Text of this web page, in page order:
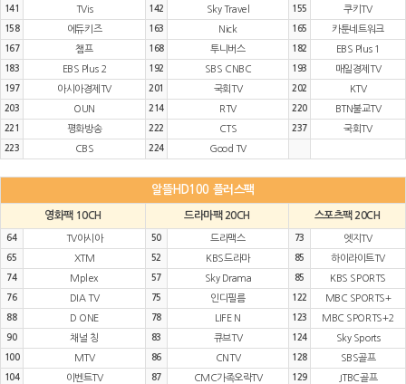
141 TVis 142 Sky Travel 155 쿠키TV
158 에듀키즈 163 Nick 165 카툰네트워크
167 챔프 168 투니버스 182 EBS Plus 1
183 EBS Plus 2 192 SBS CNBC 193 매일경제TV
197 아시아경제TV 201 국회TV 202 KTV
203 OUN 214 RTV 220 BTN불교TV
221 평화방송 222 CTS 237 국회TV
223 CBS 224 Good TV
알뜰HD100 플러스팩
영화팩 10CH 드라마팩 20CH 스포츠팩 20CH
64 TV아시아 50 드라맥스 73 엣지TV
65 XTM 52 KBS드라마 85 하이라이트TV
74 Mplex 57 Sky Drama 85 KBS SPORTS
76 DIA TV 75 인디필름 122 MBC SPORTS+
88 D ONE 78 LIFE N 123 MBC SPORTS+2
90 채널 칭 83 큐브TV 124 Sky Sports
100 MTV 86 CNTV 128 SBS골프
104 이벤트TV 87 CMC가족오락TV 129 JTBC골프